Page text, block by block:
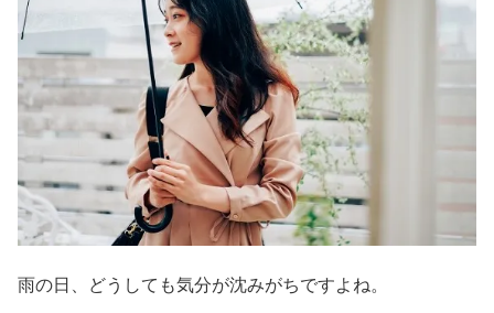
雨の日、どうしても気分が沈みがちですよね。